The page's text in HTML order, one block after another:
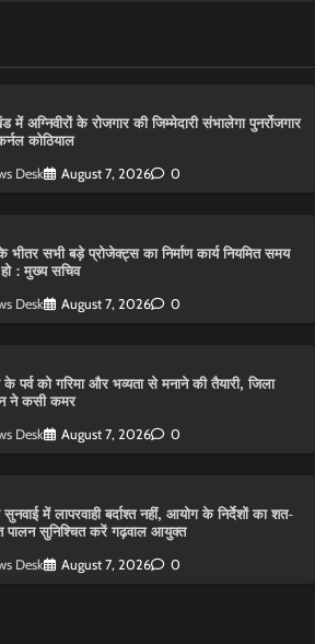
में अग्निवीरों के रोजगार की जिम्मेदारी संभालेगा पुनर्रोजगार
कोठियाल
Desk August 7, 2026 0
भीतर सभी बड़े प्रोजेक्ट्स का निर्माण कार्य नियमित समय
हो : मुख्य सचिव
Desk August 7, 2026 0
पर्व को गरिमा और भव्यता से मनाने की तैयारी, जिला
ने कसी कमर
Desk August 7, 2026 0
सुनवाई में लापरवाही बर्दाश्त नहीं, आयोग के निर्देशों का शत-
पालन सुनिश्चित करें गढ़वाल आयुक्त
Desk August 7, 2026 0